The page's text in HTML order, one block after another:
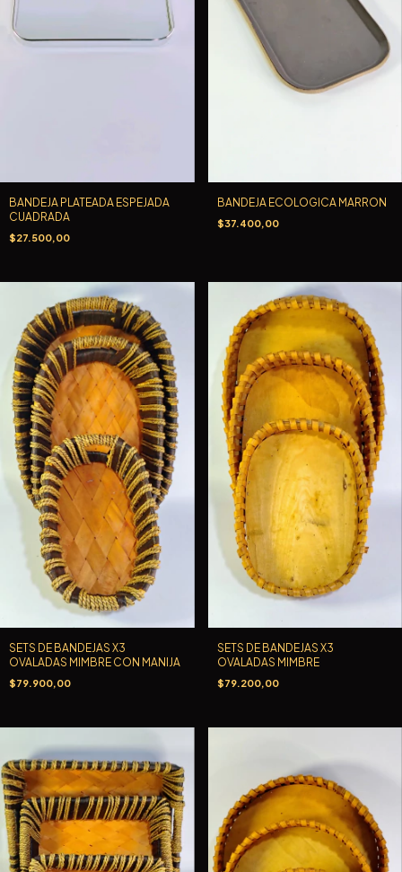
BANDEJA PLATEADA ESPEJADA
CUADRADA
$27.500,00
BANDEJA ECOLOGICA MARRON
$37.400,00
SETS DE BANDEJAS X3
OVALADAS MIMBRE CON MANIJA
$79.900,00
SETS DE BANDEJAS X3
OVALADAS MIMBRE
$79.200,00